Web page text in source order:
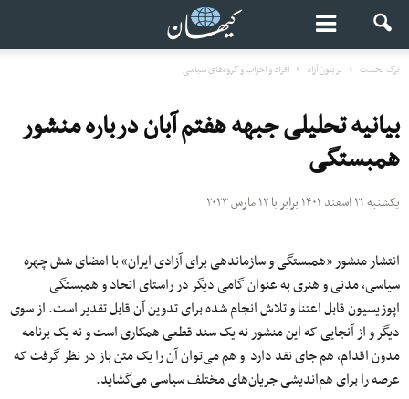
برگ نخست تریبون آزاد افراد و احزاب و گروه‌های سیاسی
بیانیه تحلیلی جبهه هفتم آبان درباره منشور
همبستگی
یکشنبه ۲۱ اسفند ۱۴۰۱ برابر با ۱۲ مارس ۲۰۲۳
انتشار منشور «همبستگی و سازماندهی برای آزادی ایران» با امضای شش چهره
سیاسی، مدنی و هنری به عنوان گامی دیگر در راستای اتحاد و همبستگی
اپوزیسیون قابل اعتنا و تلاش انجام شده برای تدوین آن قابل تقدیر است. از سوی
دیگر و از آنجایی که این منشور نه یک سند قطعی همکاری است و نه یک برنامه
مدون اقدام، هم جای نقد دارد و هم می‌توان آن را یک متن باز در نظر گرفت که
عرصه را برای هم‌اندیشی جریان‌های مختلف سیاسی می‌گشاید.